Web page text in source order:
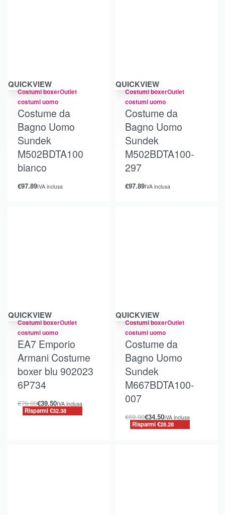
QUICKVIEW
Costumi boxerOutlet
costumi uomo
Costume da
Bagno Uomo
Sundek
M502BDTA100
bianco
€97.89IVA inclusa
QUICKVIEW
Costumi boxerOutlet
costumi uomo
Costume da
Bagno Uomo
Sundek
M502BDTA100-
297
€97.89IVA inclusa
Risparmi €32.38
QUICKVIEW
Costumi boxerOutlet
costumi uomo
EA7 Emporio
Armani Costume
boxer blu 902023
6P734
€79.00€39.50IVA inclusa
Risparmi €32.38
Risparmi €28.28
QUICKVIEW
Costumi boxerOutlet
costumi uomo
Costume da
Bagno Uomo
Sundek
M667BDTA100-
007
€69.00€34.50IVA inclusa
Risparmi €28.28